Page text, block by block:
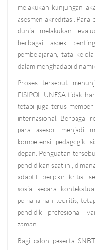
melakukan kunjungan
asesmen akreditasi.
dunia melakukan
berbagai aspek
pembelajaran, tata
dalam menghadapi
Proses tersebut
FISIPOL UNESA tidak
tetapi juga terus
internasional. Berbagai
para asesor menjadi
kompetensi pedagogik
depan. Penguatan
pendidikan saat ini,
adaptif, berpikir kritis,
sosial secara
pemahaman teoritis,
pendidik profesional
zaman.
Bagi calon peserta